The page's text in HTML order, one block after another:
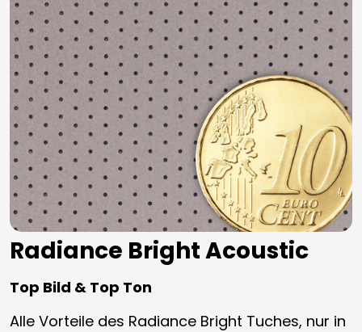
Radiance Bright Acoustic
Top Bild & Top Ton
Alle Vorteile des Radiance Bright Tuches, nur in